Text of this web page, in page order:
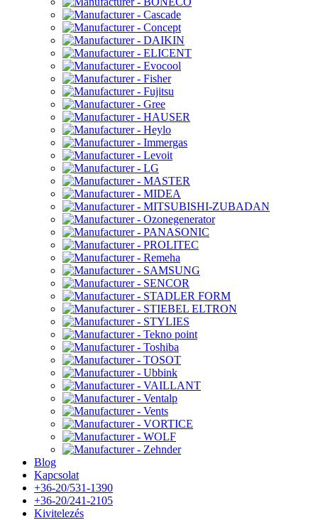
Blog
Kapcsolat
+36-20/531-1390
+36-20/241-2105
Kivitelezés